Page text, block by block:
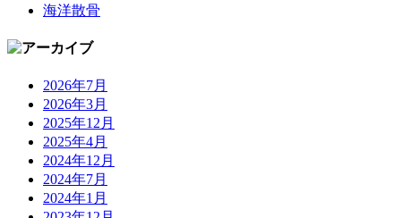
海洋散骨
2026年7月
2026年3月
2025年12月
2025年4月
2024年12月
2024年7月
2024年1月